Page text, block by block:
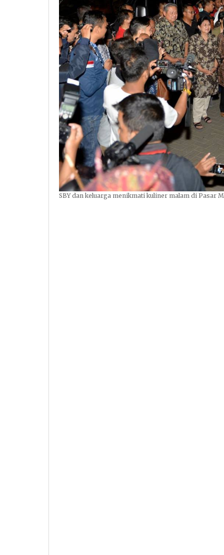
SBY dan keluarga menikmati kuliner malam di Pasar